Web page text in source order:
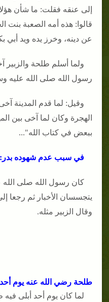
إلى عنقه فقلت: ما شأن
قالوا: هذه أمه الصعبة بنت
عن دينه، وخرز يده ويد أبي
ولما أسلم طلحة والزبير
رسول الله صلى الله عليه
وقيل: لما قدم المدينة
الهجرة وكان لما آخى بين
ببعض في كتاب الله"...
في سبب عدم شهوده بدر:
كان رسول الله صلى الله
يتجسسان الأخبار ثم رجعا
وقال الزبير مثله.
طلحة رضي الله عنه يوم أحد
لما كان يوم أحد أبلى